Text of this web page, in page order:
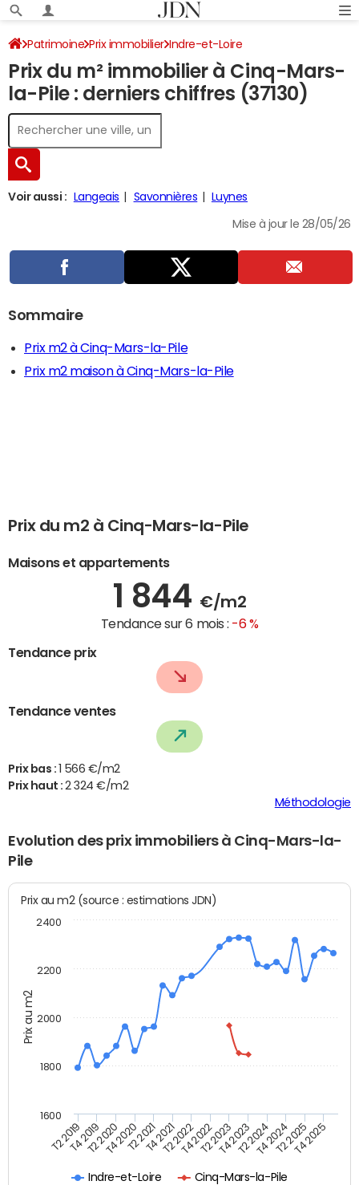
Patrimoine Prix immobilier Indre-et-Loire
Cinq-Mars-la-Pile
Prix du m² immobilier à Cinq-Mars-
la-Pile : derniers chiffres (37130)
Voir aussi : Langeais Savonnières Luynes
Mise à jour le 28/05/26
Sommaire
Prix m2 à Cinq-Mars-la-Pile
Prix m2 maison à Cinq-Mars-la-Pile
Prix du m2 à Cinq-Mars-la-Pile
Maisons et appartements
1 844 €/m2
Tendance sur 6 mois : -6 %
Tendance prix
Tendance ventes
Prix bas :
1 566 €/m2
Prix haut :2 324 €/m2
Méthodologie
Evolution des prix immobiliers à Cinq-Mars-la-
Pile
Prix au m2
Prix au m2 (source : estimations JDN)
Indre-et-Loire Cinq-Mars-la-Pile
T2 2019T4 2019T2 2020T4 2020T2 2021T4 2021T2 2022T4 2022T2 2023T4 2023T2 2024T4 2024T2 2025T4 2025
1600
1800
2000
2200
2400